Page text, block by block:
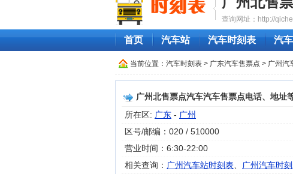
查询网址：http://
首页 汽车站 汽车时刻表 汽
当前位置： 汽车时刻表 > 广东汽车售票点 > 广州汽
广州北售票点汽车汽车售票点电话、地址
所在区: 广东 - 广州
区号/邮编：020 / 510000
营业时间：6:30-22:00
相关查询： 广州汽车站时刻表 广州汽车时